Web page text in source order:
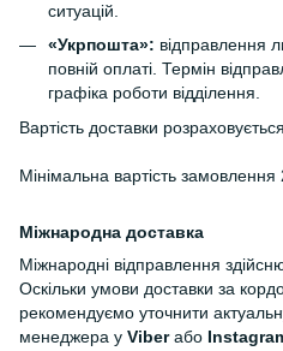
ситуацій.
«Укрпошта»: відправлення
повній оплаті. Термін
графіка роботи відділення.
Вартість доставки
Мінімальна вартість замовлення
Міжнародна доставка
Міжнародні відправлення
Оскільки умови доставки за
рекомендуємо уточнити
менеджера у Viberабо